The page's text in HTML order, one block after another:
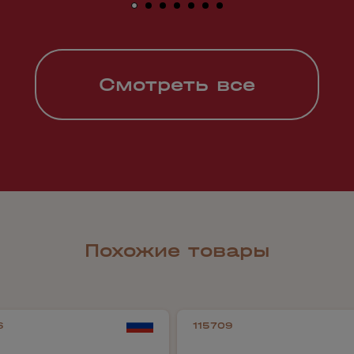
Смотреть все
Похожие товары
115709